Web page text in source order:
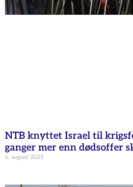
NTB knyttet Israel til
ganger mer enn dødsoffer
6. august 2025